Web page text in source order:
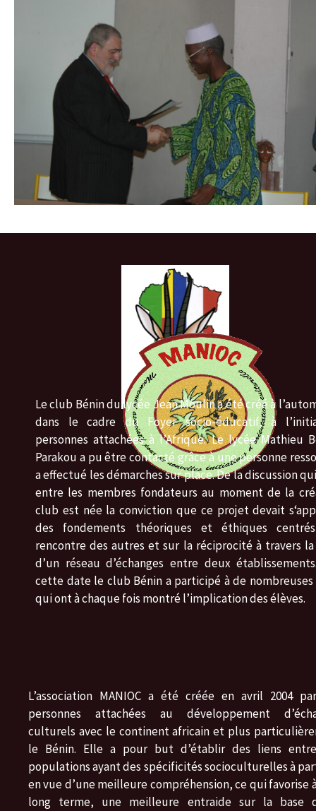
Le club Bénin du lycée Jean Moulin a été créé à
dans le cadre du Foyer socio-éducatif, à
personnes attachées à l’Afrique. Le lycée Mathieu
Parakou a pu être contacté grâce à une personne
a effectué les démarches sur place. De la discussion
entre les membres fondateurs au moment de la
club est née la conviction que ce projet devait
des fondements théoriques et éthiques
rencontre des autres et sur la réciprocité à travers
d’un réseau d’échanges entre deux
cette date le club Bénin a participé à de
qui ont à chaque fois montré l’implication des élèves.
L’association MANIOC a été créée en avril 2004
personnes attachées au développement
culturels avec le continent africain et plus
le Bénin. Elle a pour but d’établir des liens
populations ayant des spécificités socioculturelles à
en vue d’une meilleure compréhension, ce qui favorise
long terme, une meilleure entraide sur la base